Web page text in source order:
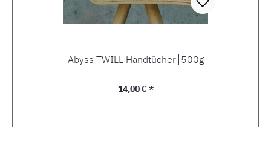
Abyss TWILL Handtücher⎮500g
Regulärer Preis:
14,00 € *